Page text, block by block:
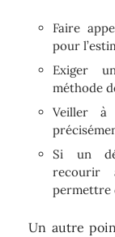
Faire
pour
Exiger
méthode
Veiller à
Si un
recourir
permettre
Un autre